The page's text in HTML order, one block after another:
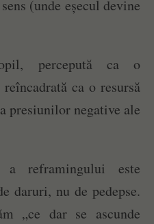
(unde eșecul devine
percepută ca o
ca o resursă
presiunilor negative ale
a reframingului este
daruri, nu de pedepse.
„ce dar se ascunde